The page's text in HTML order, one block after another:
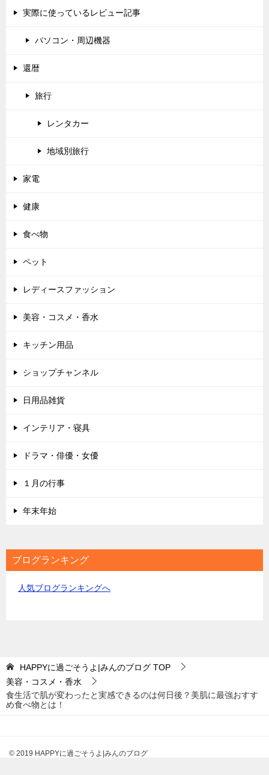
実際に使っているレビュー記事
パソコン・周辺機器
還暦
旅行
レンタカー
地域別旅行
家電
健康
食べ物
ペット
レディースファッション
美容・コスメ・香水
キッチン用品
ショップチャンネル
日用品雑貨
インテリア・寝具
ドラマ・俳優・女優
１月の行事
年末年始
ブログランキング
人気ブログランキングへ
HAPPYに過ごそうよ|みんのブログ TOP
美容・コスメ・香水
食生活で肌が変わったと実感できるのは何日後？美肌に最強おすす
め食べ物とは！
© 2019 HAPPYに過ごそうよ|みんのブログ